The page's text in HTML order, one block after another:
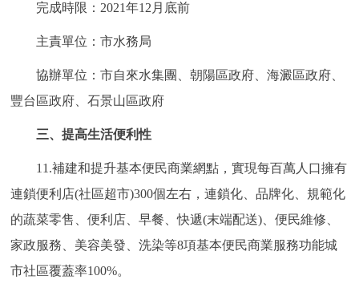
完成時限：2021年12月底前
主責單位：市水務局
協辦單位：市自來水集團、朝陽區政府、海澱區政府、
豐台區政府、石景山區政府
三、提高生活便利性
11.補建和提升基本便民商業網點，實現每百萬人口擁有
連鎖便利店(社區超市)300個左右，連鎖化、品牌化、規範化
的蔬菜零售、便利店、早餐、快遞(末端配送)、便民維修、
家政服務、美容美發、洗染等8項基本便民商業服務功能城
市社區覆蓋率100%。